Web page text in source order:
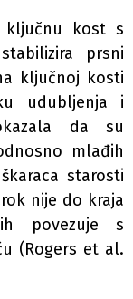
ključnu kost s
prsni
ključnoj kosti
udubljenja i
da su
mlađih
starosti
nije do kraja
ih povezuje s
(Rogers et al.